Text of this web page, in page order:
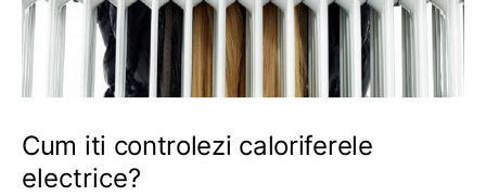
Cum iti controlezi caloriferele
electrice?